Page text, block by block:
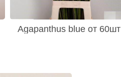
Agapanthus blue от 60шт